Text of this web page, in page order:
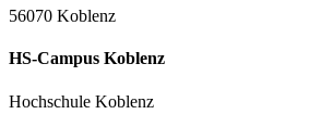
56070 Koblenz
HS-Campus Koblenz
Hochschule Koblenz